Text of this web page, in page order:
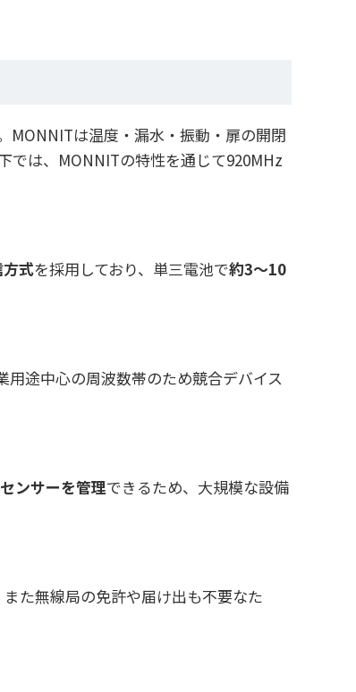
MONNITは温度・漏水・振動・扉の開閉
では、MONNITの特性を通じて920MHz
式を採用しており、単三電池で約3〜10
途中心の周波数帯のため競合デバイス
ンサーを管理できるため、大規模な設備
また無線局の免許や届け出も不要なた